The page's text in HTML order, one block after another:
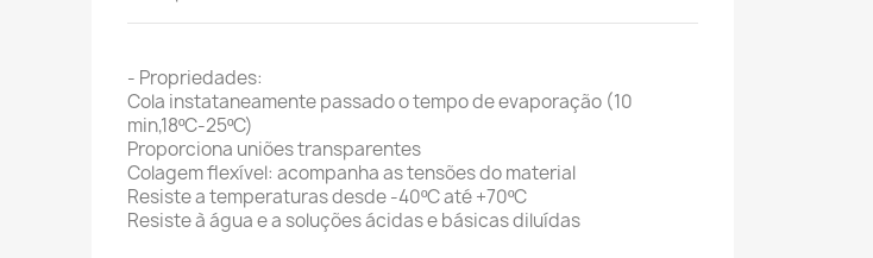
- Propriedades:
Cola instataneamente passado o tempo de evaporação (10
min,18ºC-25ºC)
Proporciona uniões transparentes
Colagem flexível: acompanha as tensões do material
Resiste a temperaturas desde -40ºC até +70ºC
Resiste à água e a soluções ácidas e básicas diluídas